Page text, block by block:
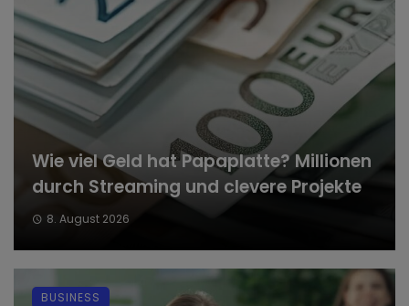
Wie viel Geld hat Papaplatte? Millionen
durch Streaming und clevere Projekte
8. August 2026
BUSINESS